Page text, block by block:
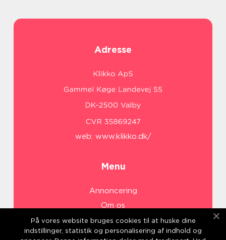
Adresse
web: www.klikko.dk/
Menu
Annoncering
Om os
Cookies
Kontakt os
På vores website bruges cookies til at huske dine
indstillinger, statistik og personalisering af indhold og